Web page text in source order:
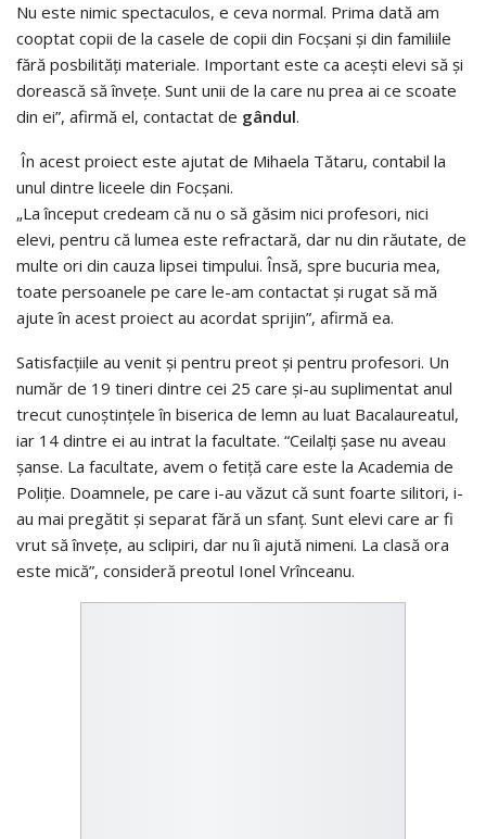
Nu este nimic spectaculos, e ceva normal. Prima dată am
cooptat copii de la casele de copii din Focşani şi din familiile
fără posbilităţi materiale. Important este ca aceşti elevi să şi
dorească să înveţe. Sunt unii de la care nu prea ai ce scoate
din ei”, afirmă el, contactat de gândul.
În acest proiect este ajutat de Mihaela Tătaru, contabil la
unul dintre liceele din Focşani.
„La început credeam că nu o să găsim nici profesori, nici
elevi, pentru că lumea este refractară, dar nu din răutate, de
multe ori din cauza lipsei timpului. Însă, spre bucuria mea,
toate persoanele pe care le-am contactat şi rugat să mă
ajute în acest proiect au acordat sprijin”, afirmă ea.
Satisfacţiile au venit şi pentru preot şi pentru profesori. Un
număr de 19 tineri dintre cei 25 care şi-au suplimentat anul
trecut cunoştinţele în biserica de lemn au luat Bacalaureatul,
iar 14 dintre ei au intrat la facultate. “Ceilalţi şase nu aveau
şanse. La facultate, avem o fetiţă care este la Academia de
Poliţie. Doamnele, pe care i-au văzut că sunt foarte silitori, i-
au mai pregătit şi separat fără un sfanţ. Sunt elevi care ar fi
vrut să înveţe, au sclipiri, dar nu îi ajută nimeni. La clasă ora
este mică”, consideră preotul Ionel Vrînceanu.